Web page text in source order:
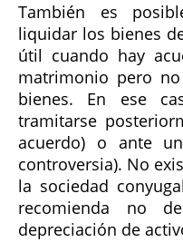
También es
liquidar los bienes
útil cuando hay
matrimonio pero
bienes. En ese
tramitarse
acuerdo) o ante
controversia). No
la sociedad
recomienda no
depreciación de